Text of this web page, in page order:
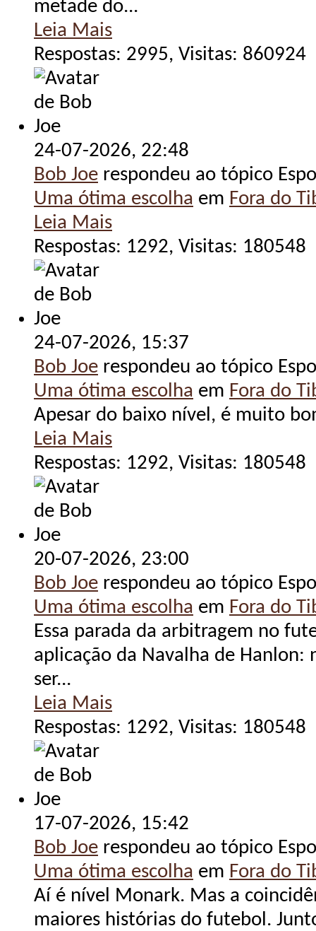
metade do...
Leia Mais
Respostas: 2995, Visitas: 860924
24-07-2026, 22:48
Bob Joe respondeu ao tópico
Uma ótima escolha em Fora do
Leia Mais
Respostas: 1292, Visitas: 180548
24-07-2026, 15:37
Bob Joe respondeu ao tópico
Uma ótima escolha em Fora do
Apesar do baixo nível, é muito
Leia Mais
Respostas: 1292, Visitas: 180548
20-07-2026, 23:00
Bob Joe respondeu ao tópico
Uma ótima escolha em Fora do
Essa parada da arbitragem no
aplicação da Navalha de
ser...
Leia Mais
Respostas: 1292, Visitas: 180548
17-07-2026, 15:42
Bob Joe respondeu ao tópico
Uma ótima escolha em Fora do
Aí é nível Monark. Mas a
maiores histórias do futebol.